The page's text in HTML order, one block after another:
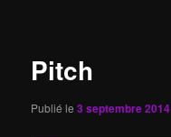
Pitch
Publié le3 septembre 2014